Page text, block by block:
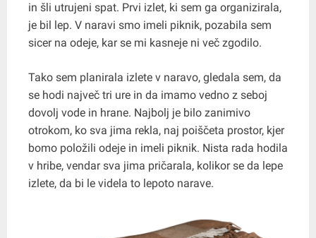
in šli utrujeni spat. Prvi izlet, ki sem ga organizirala,
je bil lep. V naravi smo imeli piknik, pozabila sem
sicer na odeje, kar se mi kasneje ni več zgodilo.
Tako sem planirala izlete v naravo, gledala sem, da
se hodi največ tri ure in da imamo vedno z seboj
dovolj vode in hrane. Najbolj je bilo zanimivo
otrokom, ko sva jima rekla, naj poiščeta prostor, kjer
bomo položili odeje in imeli piknik. Nista rada hodila
v hribe, vendar sva jima pričarala, kolikor se da lepe
izlete, da bi le videla to lepoto narave.